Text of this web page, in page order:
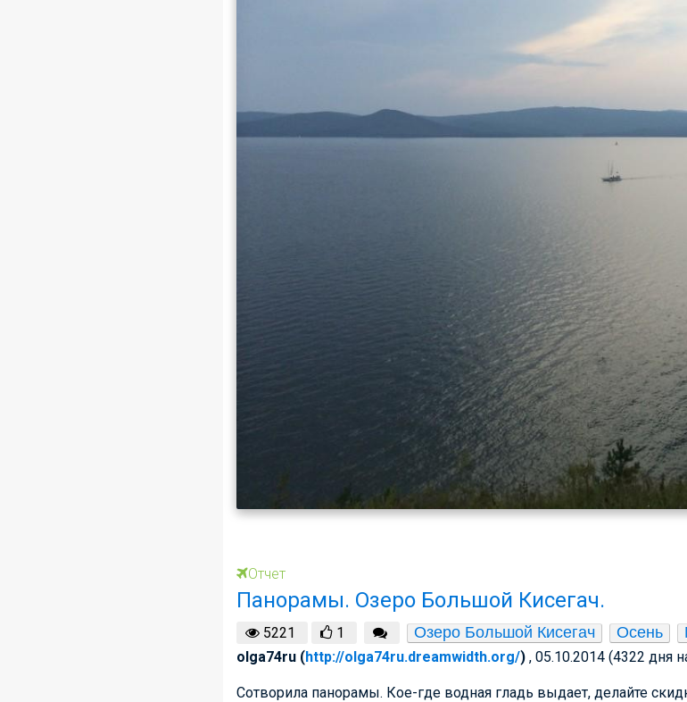
Отчет
Панорамы. Озеро Большой Кисегач.
5221 1 Озеро Большой Кисегач Осень
olga74ru (http://olga74ru.dreamwidth.org/) , 05.10.2014 (4322 дня
Сотворила панорамы. Кое-где водная гладь выдает, делайте